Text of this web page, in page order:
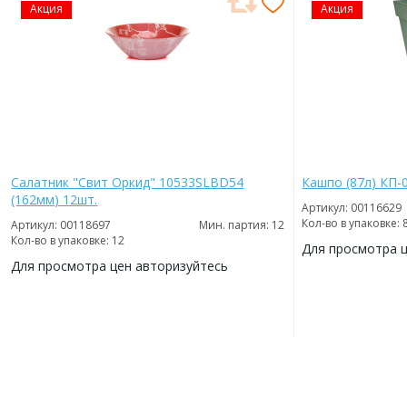
Акция
Салатник "Свит Оркид" 10533SLBD54
(162мм) 12шт.
Артикул: 00118697
Мин. партия: 12
Кол-во в упаковке: 12
Для просмотра цен авторизуйтесь
Акция
Кашпо (87л) КП-
Артикул: 00116629
Кол-во в упаковке:
Для просмотра